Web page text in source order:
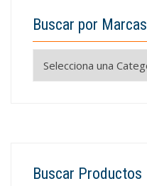
Buscar por Marcas
Buscar Productos